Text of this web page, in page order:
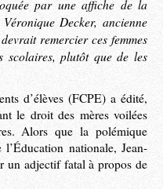
par une affiche de la
Decker, ancienne
remercier ces femmes
scolaires, plutôt que de les
d’élèves (FCPE) a édité,
le droit des mères voilées
Alors que la polémique
nationale, Jean-
un adjectif fatal à propos de